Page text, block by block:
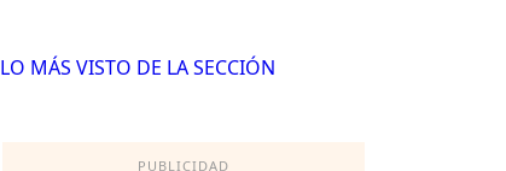
LO MÁS VISTO DE LA SECCIÓN
PUBLICIDAD